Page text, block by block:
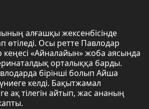
алғашқы жексенбісінде
өтіледі. Осы ретте Павлодар
«Айналайын» жоба аясында
орталыққа барды.
бірінші болып Айша
келді. Бақытжамал
ақ тілегін айтып, жас ананың